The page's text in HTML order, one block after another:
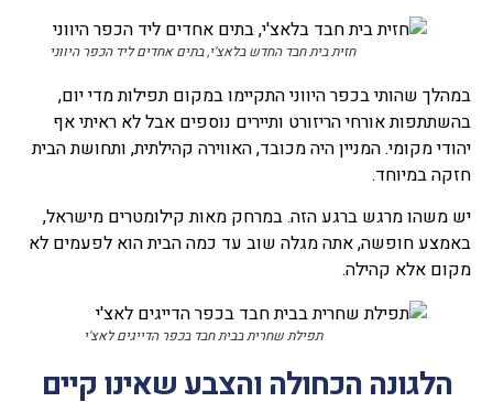
חזית בית חבד החדש בלאצ'י, בתים אחדים ליד הכפר היווני
במהלך שהותי בכפר היווני התקיימו במקום תפילות מדי יום,
בהשתתפות אורחי הריזורט ותיירים נוספים אבל לא ראיתי אף
יהודי מקומי. המניין היה מכובד, האווירה קהילתית, ותחושת הבית
חזקה במיוחד.
יש משהו מרגש ברגע הזה. במרחק מאות קילומטרים מישראל,
באמצע חופשה, אתה מגלה שוב עד כמה הבית הוא לפעמים לא
מקום אלא קהילה.
תפילת שחרית בבית חבד בכפר הדייגים לאצ'י
הלגונה הכחולה והצבע שאינו קיים